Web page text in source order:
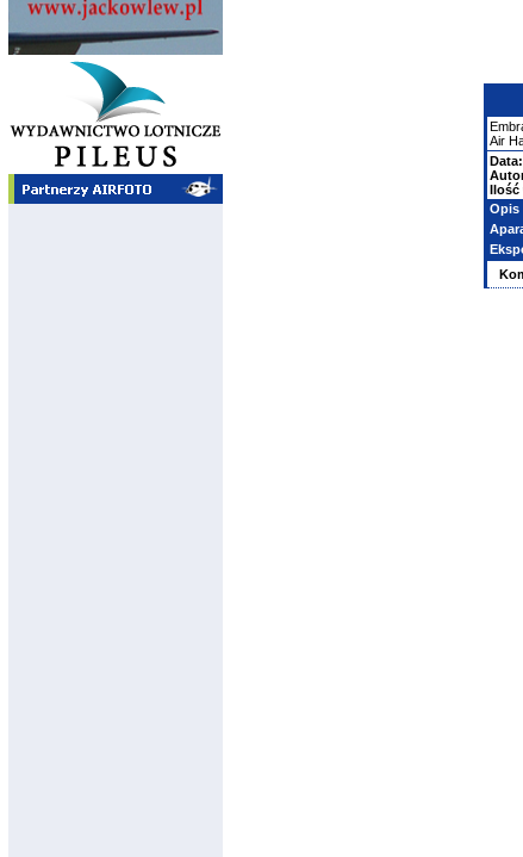
Air
Data:
Ilość
Opis